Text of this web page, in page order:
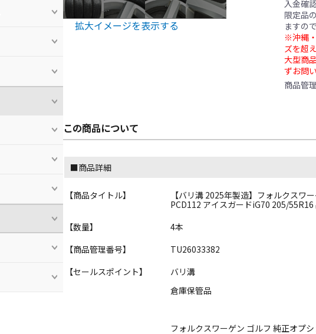
拡大イメージを表示する
入金確
限定品
ますの
※沖縄
ズを超
大型商
ずお問
商品管
この商品について
■商品詳細
【商品タイトル】
【バリ溝 2025年製造】フォルクスワ
PCD112 アイスガードiG70 205/
【数量】
4本
【商品管理番号】
TU26033382
【セールスポイント】
バリ溝
倉庫保管品
フォルクスワーゲン ゴルフ 純正オプ